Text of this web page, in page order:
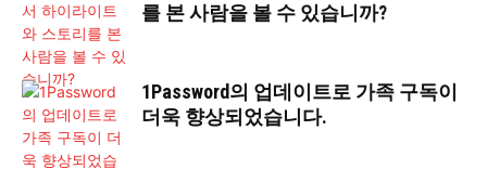
를 본 사람을 볼 수 있습니까?
1Password의 업데이트로 가족 구독이
더욱 향상되었습니다.